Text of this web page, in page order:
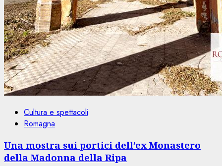
Cultura e spettacoli
Romagna
Una mostra sui portici dell’ex Monastero
della Madonna della Ripa